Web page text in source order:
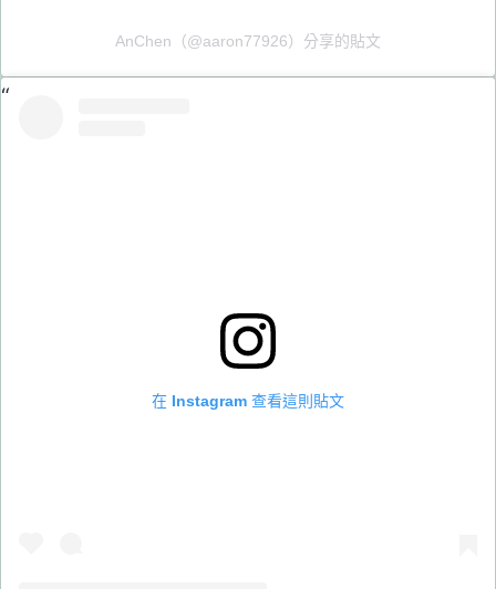
AnChen（@aaron77926）分享的貼文
在 Instagram 查看這則貼文